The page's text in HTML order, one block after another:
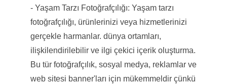
- Yaşam Tarzı Fotoğrafçılığı: Yaşam tarzı
fotoğrafçılığı, ürünlerinizi veya hizmetlerinizi
gerçekle harmanlar. dünya ortamları,
ilişkilendirilebilir ve ilgi çekici içerik oluşturma.
Bu tür fotoğrafçılık, sosyal medya, reklamlar ve
web sitesi banner'ları için mükemmeldir çünkü